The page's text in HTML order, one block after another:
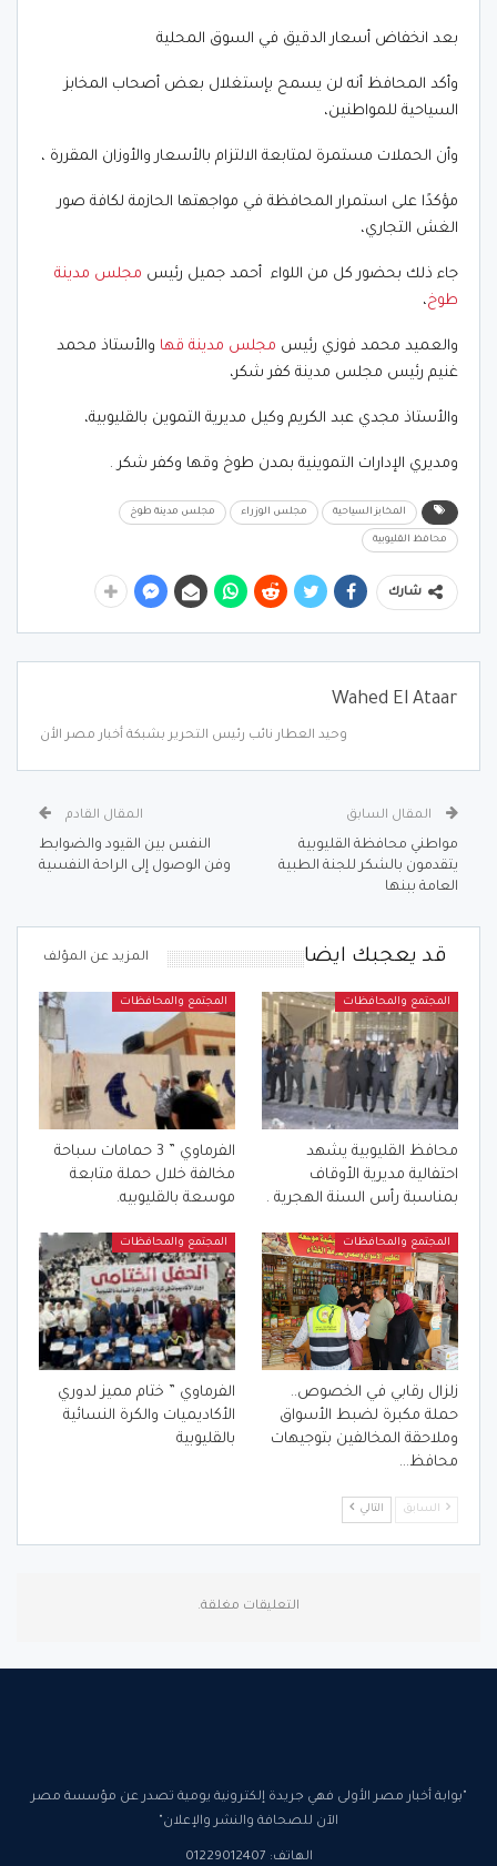
بعد انخفاض أسعار الدقيق في السوق المحلية
وأكد المحافظ أنه لن يسمح بإستغلال بعض أصحاب المخابز
السياحية للمواطنين،
وأن الحملات مستمرة لمتابعة الالتزام بالأسعار والأوزان المقررة ،
مؤكدًا على استمرار المحافظة في مواجهتها الحازمة لكافة صور
الغش التجاري،
جاء ذلك بحضور كل من اللواء أحمد جميل رئيس مجلس مدينة
طوخ،
والعميد محمد فوزي رئيس مجلس مدينة قها والأستاذ محمد
غنيم رئيس مجلس مدينة كفر شكر،
والأستاذ مجدي عبد الكريم وكيل مديرية التموين بالقليوبية،
ومديري الإدارات التموينية بمدن طوخ وقها وكفر شكر .
المخابز السياحية مجلس الوزراء مجلس مدينة طوخ
محافظ القليوبية
شارك
Wahed El Ataar
وحيد العطار نائب رئيس التحرير بشبكة أخبار مصر الأن
المقال السابق
مواطني محافظة القليوبية
يتقدمون بالشكر للجنة الطبية
العامة ببنها
المقال القادم
النفس بين القيود والضوابط
وفن الوصول إلى الراحة النفسية
قد يعجبك ايضا المزيد عن المؤلف
المجتمع والمحافظات
محافظ القليوبية يشهد
احتفالية مديرية الأوقاف
بمناسبة رأس السنة الهجرية .
المجتمع والمحافظات
الفرماوي ” 3 حمامات سباحة
مخالفة خلال حملة متابعة
موسعة بالقليوبيه.
المجتمع والمحافظات
زلزال رقابي في الخصوص..
حملة مكبرة لضبط الأسواق
وملاحقة المخالفين بتوجيهات
محافظ…
المجتمع والمحافظات
الفرماوي ” ختام مميز لدوري
الأكاديميات والكرة النسائية
بالقليوبية
السابق التالي
التعليقات مغلقة.
"بوابة أخبار مصر الأولى فهي جريدة إلكترونية يومية تصدر عن مؤسسة مصر
الآن للصحافة والنشر والإعلان"
الهاتف: 01229012407